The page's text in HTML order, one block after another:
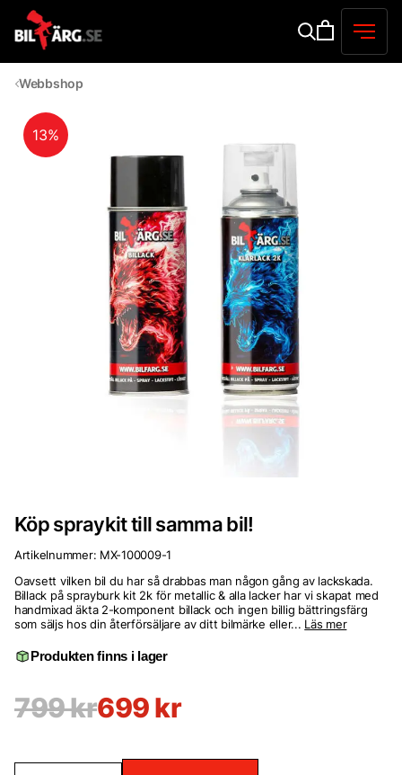
Webbshop
13%
Köp spraykit till samma bil!
Artikelnummer: MX-100009-1
Oavsett vilken bil du har så drabbas man någon gång av lackskada.
Billack på sprayburk kit 2k för metallic & alla lacker har vi skapat med
handmixad äkta 2-komponent billack och ingen billig bättringsfärg
som säljs hos din återförsäljare av ditt bilmärke eller... Läs mer
Produkten finns i lager
799kr699kr